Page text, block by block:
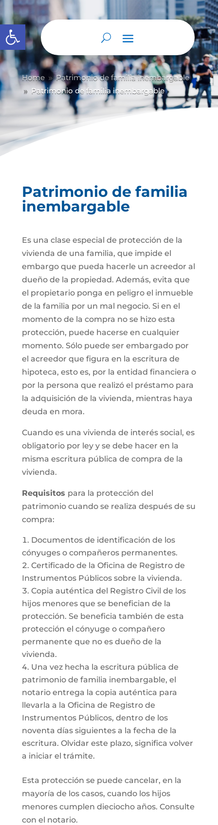
Abrir barra de herramientas
Home 9 Patrimonio de familia inembargable
9 Patrimonio de familia inembargable
Patrimonio de familia
inembargable
Es una clase especial de protección de la
vivienda de una familia, que impide el
embargo que pueda hacerle un acreedor al
dueño de la propiedad. Además, evita que
el propietario ponga en peligro el inmueble
de la familia por un mal negocio. Si en el
momento de la compra no se hizo esta
protección, puede hacerse en cualquier
momento. Sólo puede ser embargado por
el acreedor que figura en la escritura de
hipoteca, esto es, por la entidad financiera o
por la persona que realizó el préstamo para
la adquisición de la vivienda, mientras haya
deuda en mora.
Cuando es una vivienda de interés social, es
obligatorio por ley y se debe hacer en la
misma escritura pública de compra de la
vivienda.
Requisitos para la protección del
patrimonio cuando se realiza después de su
compra:
Documentos de identificación de los
cónyuges o compañeros permanentes.
Certificado de la Oficina de Registro de
Instrumentos Públicos sobre la vivienda.
Copia auténtica del Registro Civil de los
hijos menores que se benefician de la
protección. Se beneficia también de esta
protección el cónyuge o compañero
permanente que no es dueño de la
vivienda.
Una vez hecha la escritura pública de
patrimonio de familia inembargable, el
notario entrega la copia auténtica para
llevarla a la Oficina de Registro de
Instrumentos Públicos, dentro de los
noventa días siguientes a la fecha de la
escritura. Olvidar este plazo, significa volver
a iniciar el trámite.
Esta protección se puede cancelar, en la
mayoría de los casos, cuando los hijos
menores cumplen dieciocho años. Consulte
con el notario.